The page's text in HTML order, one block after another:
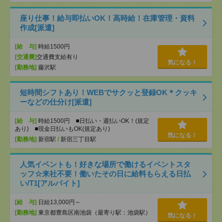
座り仕事！給与即払いOK！高時給！在庫管理・資料
作成[派遣]
[給 与] 時給1500円
[交通費]交通費支給有り
[勤務地] 藤沢駅
気になる！
短時間シフトあり！WEBでサクッと登録OK＊クッキ
ーなどの仕分け[派遣]
[給 与] 時給1500円 ■日払い・週払いOK！(規定
あり) ■現金日払いもOK(規定あり)
[勤務地] 新宿駅 / 新宿三丁目駅
気になる！
人気イベントも！好きな場所で働けるイベントスタ
ッフ☆来社不要！働いたその日に給料もらえる日払
い/T1[アルバイト]
[給 与] 日給13,000円～
[勤務地] 東京都豊島区南池袋（最寄り駅：池袋駅） 気になる！